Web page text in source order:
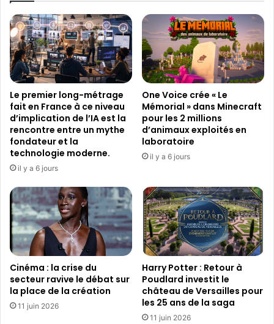
s
r
è
g
l
e
s
d
u
c
l
o
d
g
a
m
n
g
D
i
s
c
o
e
r
o
n
t
n
n
o
n
é
a
v
o
i
Le premier long-métrage
fait en France à ce niveau
d’implication de l’IA est la
rencontre entre un mythe
fondateur et la
technologie moderne.
il y a 6 jours
One Voice crée « Le
Mémorial » dans Minecraft
pour les 2 millions
d’animaux exploités en
laboratoire
il y a 6 jours
Cinéma : la crise du
secteur ravive le débat sur
la place de la création
11 juin 2026
Harry Potter : Retour à
Poudlard investit le
château de Versailles pour
les 25 ans de la saga
11 juin 2026